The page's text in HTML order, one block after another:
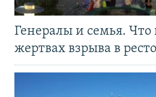
Генералы и семья. Что
жертвах взрыва в